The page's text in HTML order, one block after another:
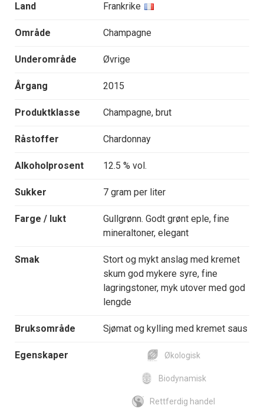
Land Frankrike
Område Champagne
Underområde Øvrige
Årgang 2015
Produktklasse Champagne, brut
Råstoffer Chardonnay
Alkoholprosent 12.5 % vol.
Sukker 7 gram per liter
Farge / lukt
Gullgrønn. Godt grønt eple, fine
mineraltoner, elegant
Smak
Stort og mykt anslag med kremet
skum god mykere syre, fine
lagringstoner, myk utover med god
lengde
Bruksområde Sjømat og kylling med kremet saus
Egenskaper Økologisk
Biodynamisk
Rettferdig handel